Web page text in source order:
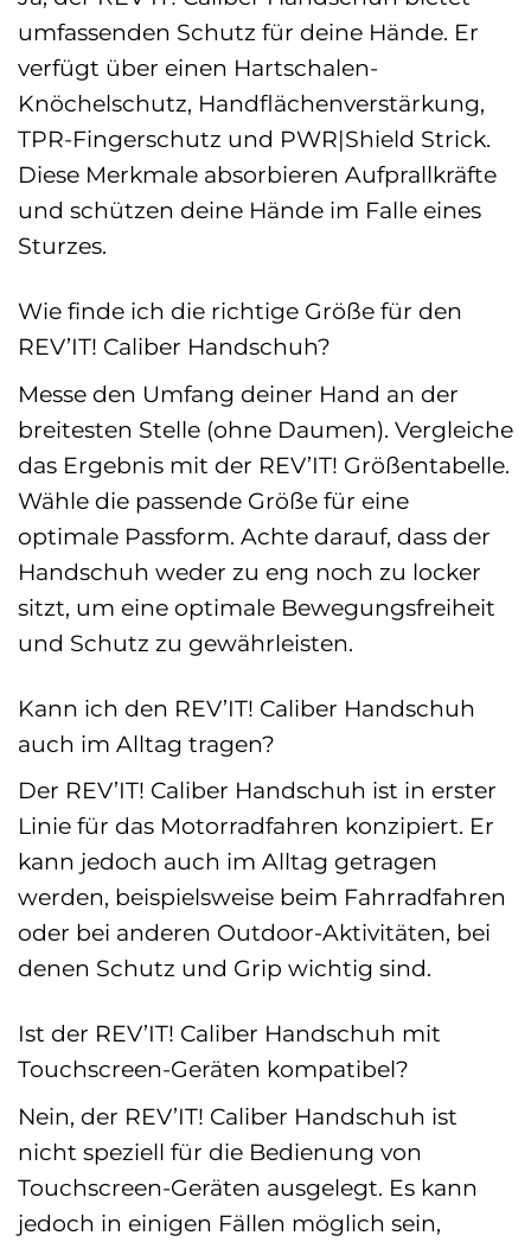
umfassenden Schutz für deine Hände. Er
verfügt über einen Hartschalen-
Knöchelschutz, Handflächenverstärkung,
TPR-Fingerschutz und PWR|Shield Strick.
Diese Merkmale absorbieren Aufprallkräfte
und schützen deine Hände im Falle eines
Sturzes.
Wie finde ich die richtige Größe für den
REV’IT! Caliber Handschuh?
Messe den Umfang deiner Hand an der
breitesten Stelle (ohne Daumen). Vergleiche
das Ergebnis mit der REV’IT! Größentabelle.
Wähle die passende Größe für eine
optimale Passform. Achte darauf, dass der
Handschuh weder zu eng noch zu locker
sitzt, um eine optimale Bewegungsfreiheit
und Schutz zu gewährleisten.
Kann ich den REV’IT! Caliber Handschuh
auch im Alltag tragen?
Der REV’IT! Caliber Handschuh ist in erster
Linie für das Motorradfahren konzipiert. Er
kann jedoch auch im Alltag getragen
werden, beispielsweise beim Fahrradfahren
oder bei anderen Outdoor-Aktivitäten, bei
denen Schutz und Grip wichtig sind.
Ist der REV’IT! Caliber Handschuh mit
Touchscreen-Geräten kompatibel?
Nein, der REV’IT! Caliber Handschuh ist
nicht speziell für die Bedienung von
Touchscreen-Geräten ausgelegt. Es kann
jedoch in einigen Fällen möglich sein,